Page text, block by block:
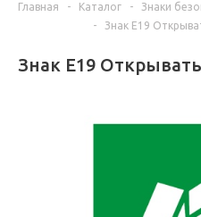
Главная - Каталог - Знаки
-
Знак E19
Знак E19